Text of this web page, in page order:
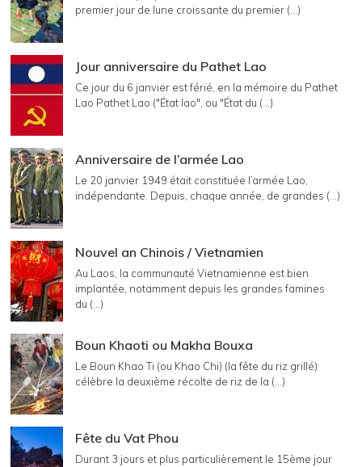
premier jour de lune croissante du premier (...)
Jour anniversaire du Pathet Lao
Ce jour du 6 janvier est férié, en la mémoire du Pathet
Lao Pathet Lao ("État lao", ou "État du (...)
Anniversaire de l’armée Lao
Le 20 janvier 1949 était constituée l’armée Lao,
indépendante. Depuis, chaque année, de grandes (...)
Nouvel an Chinois / Vietnamien
Au Laos, la communauté Vietnamienne est bien
implantée, notamment depuis les grandes famines
du (...)
Boun Khaoti ou Makha Bouxa
Le Boun Khao Ti (ou Khao Chi) (la fête du riz grillé)
célèbre la deuxième récolte de riz de la (...)
Fête du Vat Phou
Durant 3 jours et plus particulièrement le 15ème jour